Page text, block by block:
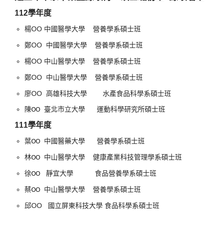
112學年度
楊OO 中國醫學大學營養學系碩士班
鄭OO 中國醫學大學營養學系碩士班
楊OO 中山醫學大學營養學系碩士班
鄭OO 中山醫學大學營養學系碩士班
廖OO 高雄科技大學 水產食品科學系碩士班
陳OO 臺北市立大學 運動科學研究所碩士班
111學年度
葉OO 中國醫藥大學 營養學系碩士班
林OO 中山醫學大學 健康產業科技管理學系碩士班
徐OO 靜宜大學 食品營養學系碩士班
蔡OO 中山醫學大學營養學系碩士班
邱OO 國立屏東科技大學 食品科學系碩士班